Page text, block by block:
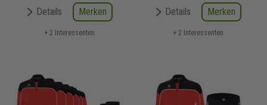
Details Merken
+ 2 Interessenten
Details Merken
+ 2 Interessenten